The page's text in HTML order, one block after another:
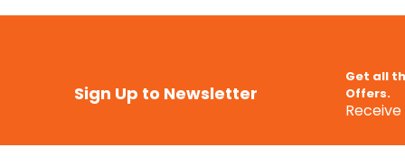
Sign Up to Newsletter
Get all
Offers.